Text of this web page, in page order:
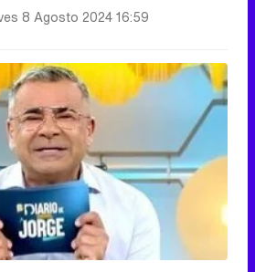
8 Agosto 2024 16:59